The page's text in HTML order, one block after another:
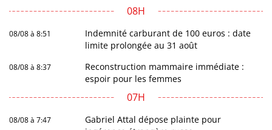
08H
08/08 à 8:51
Indemnité carburant de 100 euros : date
limite prolongée au 31 août
08/08 à 8:37
Reconstruction mammaire immédiate :
espoir pour les femmes
07H
08/08 à 7:47
Gabriel Attal dépose plainte pour